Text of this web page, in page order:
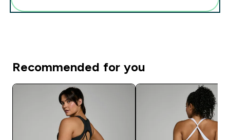
Recommended for you